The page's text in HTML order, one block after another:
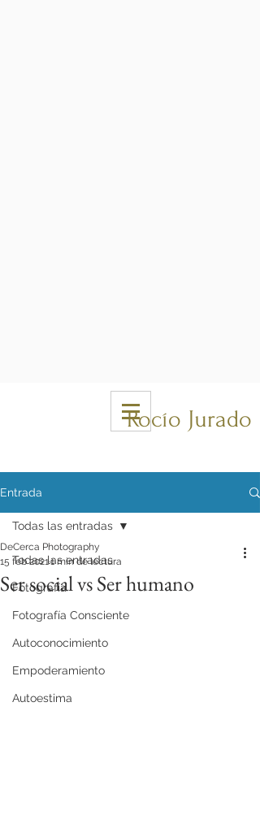
Rocío Jurado
Entrada
Todas las entradas
Fotografía
Fotografía Consciente
Autoconocimiento
Empoderamiento
Autoestima
Todas las entradas
Ser social vs Ser humano
DeCerca Photography
15 feb 20211 min de lectura